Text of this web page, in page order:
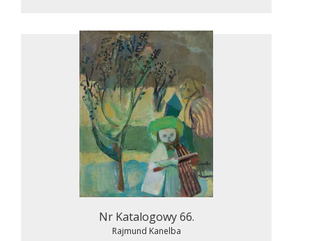
Nr Katalogowy 66.
Rajmund Kanelba